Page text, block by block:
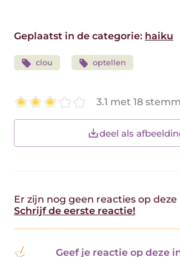
Geplaatst in de categorie: haiku
clou optellen
3.1 met 18
deel als
Er zijn nog geen reacties op
Schrijf de eerste reactie!
Geef je reactie op deze